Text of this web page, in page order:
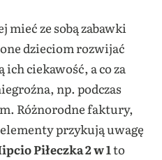
mieć ze sobą zabawki
dzieciom rozwijać
ich ciekawość, a co za
np. podczas
Różnorodne faktury,
przykują uwagę
Piłeczka 2 w 1to